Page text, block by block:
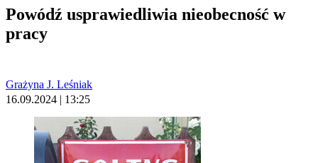
Powódź usprawiedliwia nieobecność w
pracy
Grażyna J. Leśniak
16.09.2024 | 13:25